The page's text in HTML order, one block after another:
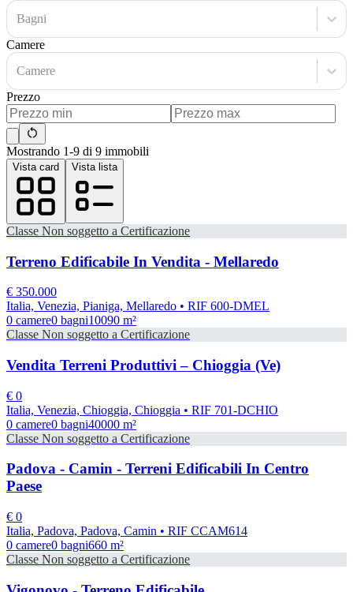
Bagni
Camere
Camere
Prezzo
Mostrando 1-9 di 9 immobili
Vista card Vista lista
Classe Non soggetto a Certificazione
Terreno Edificabile In Vendita - Mellaredo
€ 350.000
Italia, Venezia, Pianiga, Mellaredo • RIF 600-DMEL
0 camere0 bagni10090 m²
Classe Non soggetto a Certificazione
Vendita Terreni Produttivi – Chioggia (Ve)
€ 0
Italia, Venezia, Chioggia, Chioggia • RIF 701-DCHIO
0 camere0 bagni40000 m²
Classe Non soggetto a Certificazione
Padova - Camin - Terreni Edificabili In Centro
Paese
€ 0
Italia, Padova, Padova, Camin • RIF CCAM614
0 camere0 bagni660 m²
Classe Non soggetto a Certificazione